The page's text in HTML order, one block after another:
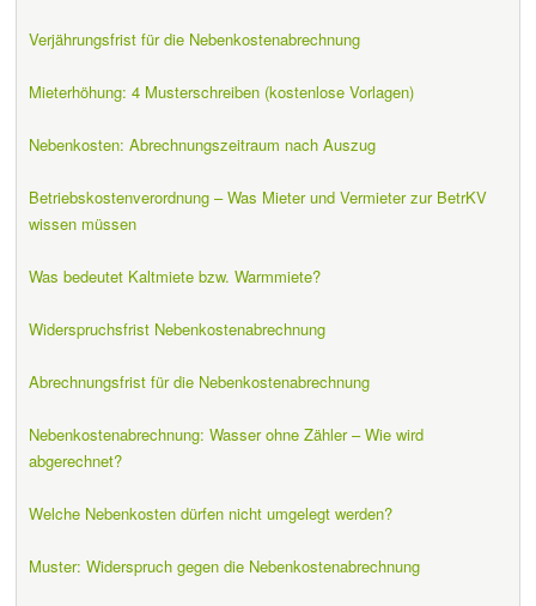
Verjährungsfrist für die Nebenkostenabrechnung
Mieterhöhung: 4 Musterschreiben (kostenlose Vorlagen)
Nebenkosten: Abrechnungszeitraum nach Auszug
Betriebskostenverordnung – Was Mieter und Vermieter zur BetrKV
wissen müssen
Was bedeutet Kaltmiete bzw. Warmmiete?
Widerspruchsfrist Nebenkostenabrechnung
Abrechnungsfrist für die Nebenkostenabrechnung
Nebenkostenabrechnung: Wasser ohne Zähler – Wie wird
abgerechnet?
Welche Nebenkosten dürfen nicht umgelegt werden?
Muster: Widerspruch gegen die Nebenkostenabrechnung